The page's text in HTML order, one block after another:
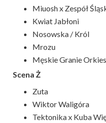
Miuosh x Zespół
Kwiat Jabłoni
Nosowska / Król
Mrozu
Męskie Granie
Scena Ż
Zuta
Wiktor Waligóra
Tektonika x Kuba